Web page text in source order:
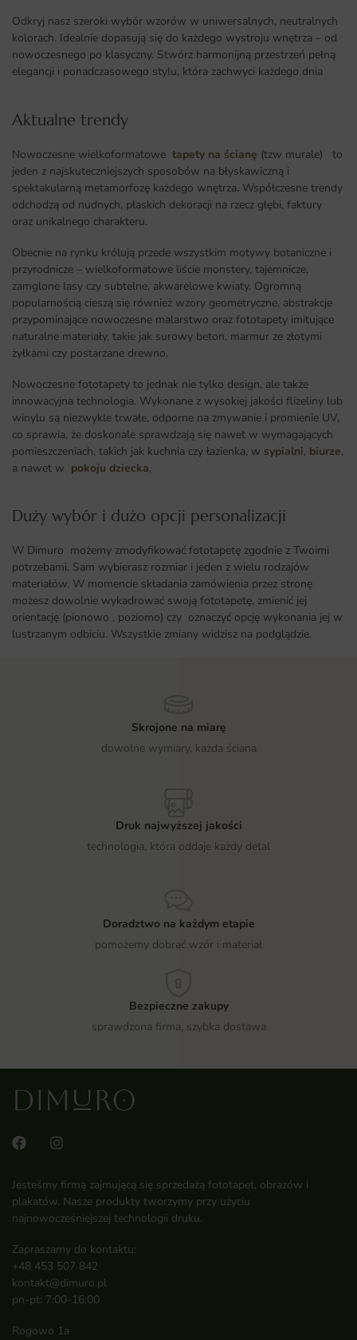
Odkryj nasz szeroki wybór wzorów w uniwersalnych, neutralnych
kolorach. Idealnie dopasują się do każdego wystroju wnętrza – od
nowoczesnego po klasyczny. Stwórz harmonijną przestrzeń pełną
elegancji i ponadczasowego stylu, która zachwyci każdego dnia
Aktualne trendy​
Nowoczesne wielkoformatowe tapety na ścianę (tzw murale) to
jeden z najskuteczniejszych sposobów na błyskawiczną i
spektakularną metamorfozę każdego wnętrza. Współczesne trendy
odchodzą od nudnych, płaskich dekoracji na rzecz głębi, faktury
oraz unikalnego charakteru.
Obecnie na rynku królują przede wszystkim motywy botaniczne i
przyrodnicze – wielkoformatowe liście monstery, tajemnicze,
zamglone lasy czy subtelne, akwarelowe kwiaty. Ogromną
popularnością cieszą się również wzory geometryczne, abstrakcje
przypominające nowoczesne malarstwo oraz fototapety imitujące
naturalne materiały, takie jak surowy beton, marmur ze złotymi
żyłkami czy postarzane drewno.
Nowoczesne fototapety to jednak nie tylko design, ale także
innowacyjna technologia. Wykonane z wysokiej jakości flizeliny lub
winylu są niezwykle trwałe, odporne na zmywanie i promienie UV,
co sprawia, że doskonale sprawdzają się nawet w wymagających
pomieszczeniach, takich jak kuchnia czy łazienka, w sypialni, biurze,
a nawet w pokoju dziecka,
Duży wybór i dużo opcji personalizacji ​
W Dimuro możemy zmodyfikować fototapetę zgodnie z Twoimi
potrzebami. Sam wybierasz rozmiar i jeden z wielu rodzajów
materiałów. W momencie składania zamówienia przez stronę
możesz dowolnie wykadrować swoją fototapetę, zmienić jej
orientację (pionowo , poziomo) czy oznaczyć opcję wykonania jej w
lustrzanym odbiciu. Wszystkie zmiany widzisz na podglądzie.
Skrojone na miarę
dowolne wymiary, każda ściana
Druk najwyższej jakości
technologia, która oddaje każdy detal
Doradztwo na każdym etapie
pomożemy dobrać wzór i materiał
Bezpieczne zakupy
sprawdzona firma, szybka dostawa
Jesteśmy firmą zajmującą się sprzedażą fototapet, obrazów i
plakatów. Nasze produkty tworzymy przy użyciu
najnowocześniejszej technologii druku.
Zapraszamy do kontaktu:
+48 453 507 842
kontakt@dimuro.pl
pn-pt: 7:00-16:00
Rogowo 1a